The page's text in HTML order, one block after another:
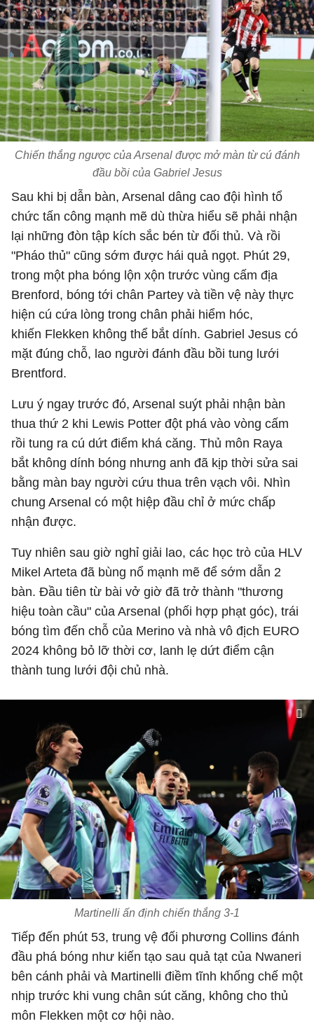
Chiến thắng ngược của Arsenal được mở màn từ cú đánh
đầu bồi của Gabriel Jesus
Sau khi bị dẫn bàn, Arsenal dâng cao đội hình tổ
chức tấn công mạnh mẽ dù thừa hiểu sẽ phải nhận
lại những đòn tập kích sắc bén từ đối thủ. Và rồi
"Pháo thủ" cũng sớm được hái quả ngọt. Phút 29,
trong một pha bóng lộn xộn trước vùng cấm địa
Brenford, bóng tới chân Partey và tiền vệ này thực
hiện cú cứa lòng trong chân phải hiểm hóc,
khiến Flekken không thể bắt dính. Gabriel Jesus có
mặt đúng chỗ, lao người đánh đầu bồi tung lưới
Brentford.
Lưu ý ngay trước đó, Arsenal suýt phải nhận bàn
thua thứ 2 khi Lewis Potter đột phá vào vòng cấm
rồi tung ra cú dứt điểm khá căng. Thủ môn Raya
bắt không dính bóng nhưng anh đã kịp thời sửa sai
bằng màn bay người cứu thua trên vạch vôi. Nhìn
chung Arsenal có một hiệp đầu chỉ ở mức chấp
nhận được.
Tuy nhiên sau giờ nghỉ giải lao, các học trò của HLV
Mikel Arteta đã bùng nổ mạnh mẽ để sớm dẫn 2
bàn. Đầu tiên từ bài vở giờ đã trở thành "thương
hiệu toàn cầu" của Arsenal (phối hợp phạt góc), trái
bóng tìm đến chỗ của Merino và nhà vô địch EURO
2024 không bỏ lỡ thời cơ, lanh lẹ dứt điểm cận
thành tung lưới đội chủ nhà.
Martinelli ấn định chiến thắng 3-1
Tiếp đến phút 53, trung vệ đối phương Collins đánh
đầu phá bóng như kiến tạo sau quả tạt của Nwaneri
bên cánh phải và Martinelli điềm tĩnh khống chế một
nhịp trước khi vung chân sút căng, không cho thủ
môn Flekken một cơ hội nào.